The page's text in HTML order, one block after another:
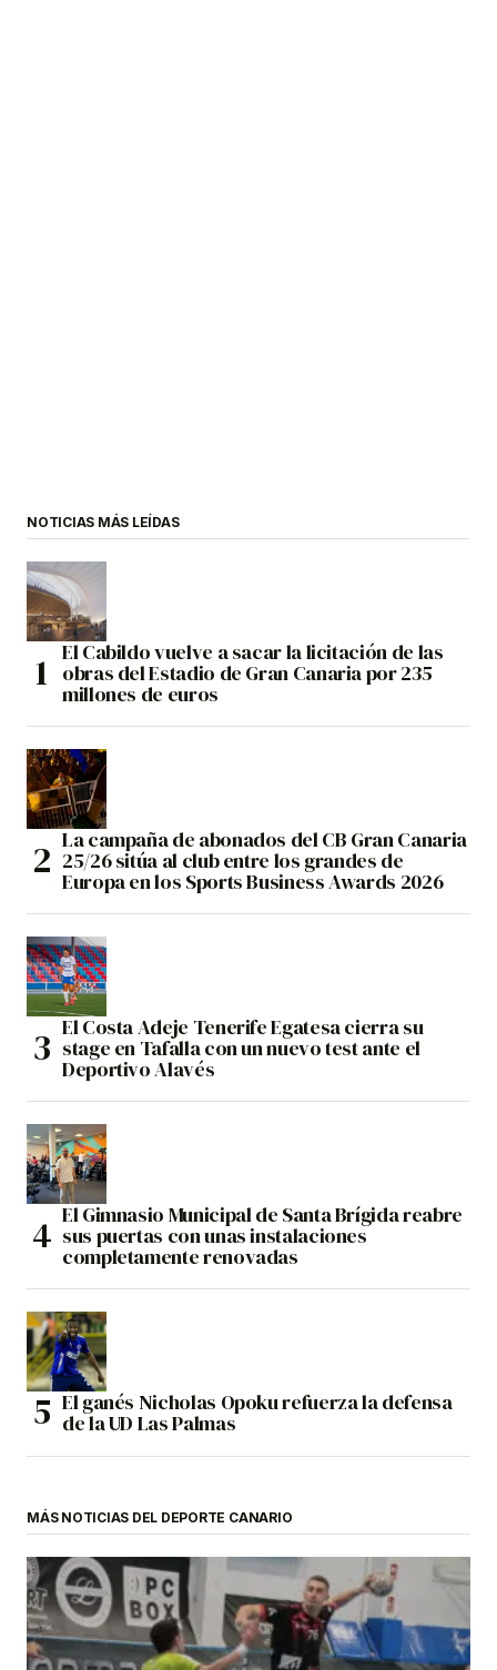
NOTICIAS MÁS LEÍDAS
El Cabildo vuelve a sacar la licitación de las
obras del Estadio de Gran Canaria por 235
millones de euros
La campaña de abonados del CB Gran Canaria
25/26 sitúa al club entre los grandes de
Europa en los Sports Business Awards 2026
El Costa Adeje Tenerife Egatesa cierra su
stage en Tafalla con un nuevo test ante el
Deportivo Alavés
El Gimnasio Municipal de Santa Brígida reabre
sus puertas con unas instalaciones
completamente renovadas
El ganés Nicholas Opoku refuerza la defensa
de la UD Las Palmas
MÁS NOTICIAS DEL DEPORTE CANARIO